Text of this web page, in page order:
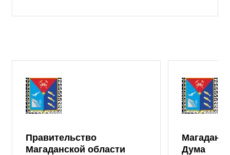
Правительство
Магаданской области
Дума